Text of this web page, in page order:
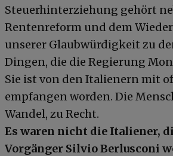
Steuerhinterziehung gehört
Rentenreform und dem
unserer Glaubwürdigkeit zu
Dingen, die die Regierung
Sie ist von den Italienern mit
empfangen worden. Die
Wandel, zu Recht.
Es waren nicht die Italiener,
Vorgänger Silvio Berlusconi